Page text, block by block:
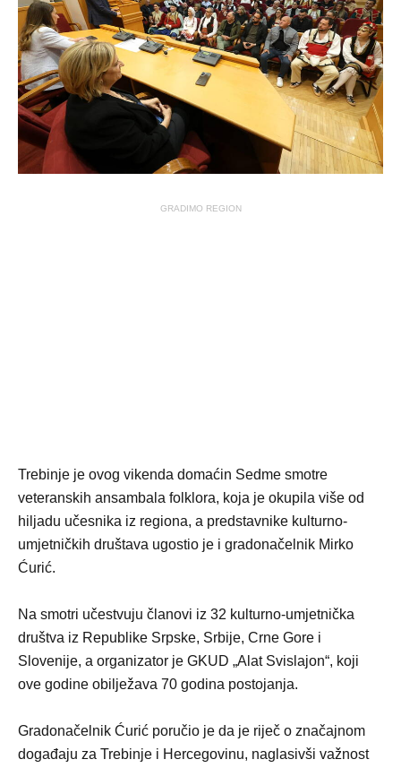
GRADIMO REGION
Trebinje je ovog vikenda domaćin Sedme smotre
veteranskih ansambala folklora, koja je okupila više od
hiljadu učesnika iz regiona, a predstavnike kulturno-
umjetničkih društava ugostio je i gradonačelnik Mirko
Ćurić.
Na smotri učestvuju članovi iz 32 kulturno-umjetnička
društva iz Republike Srpske, Srbije, Crne Gore i
Slovenije, a organizator je GKUD „Alat Svislajon“, koji
ove godine obilježava 70 godina postojanja.
Gradonačelnik Ćurić poručio je da je riječ o značajnom
događaju za Trebinje i Hercegovinu, naglasivši važnost